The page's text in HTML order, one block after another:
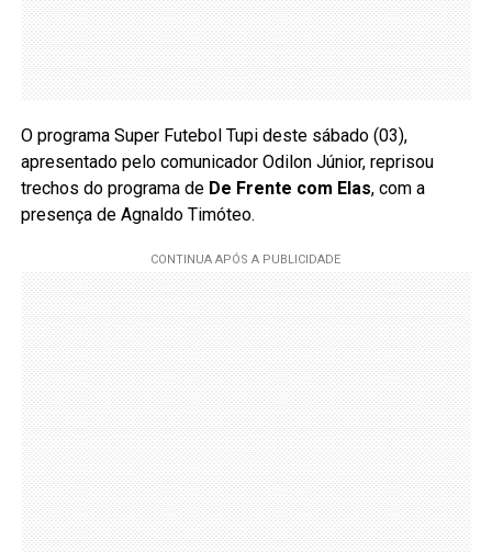
O programa Super Futebol Tupi deste sábado (03),
apresentado pelo comunicador Odilon Júnior, reprisou
trechos do programa de De Frente com Elas, com a
presença de Agnaldo Timóteo.